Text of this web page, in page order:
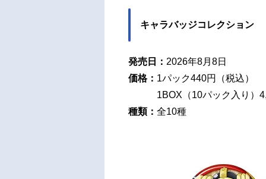
キャラバッジコレクション
発売日： 2026年8月8日
価格： 1パック440円（税込）
1BOX（10パック入り）
種類： 全10種